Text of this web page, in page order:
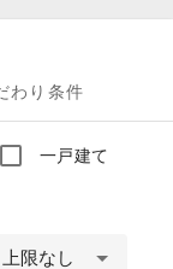
わり条件
一戸建て
上限なし